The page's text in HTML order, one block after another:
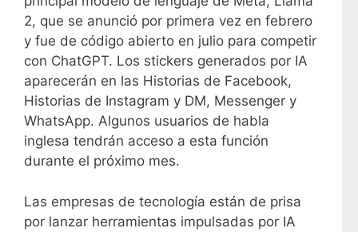
2, que se anunció por primera vez en febrero
y fue de código abierto en julio para competir
con ChatGPT. Los stickers generados por IA
aparecerán en las Historias de Facebook,
Historias de Instagram y DM, Messenger y
WhatsApp. Algunos usuarios de habla
inglesa tendrán acceso a esta función
durante el próximo mes.
Las empresas de tecnología están de prisa
por lanzar herramientas impulsadas por IA